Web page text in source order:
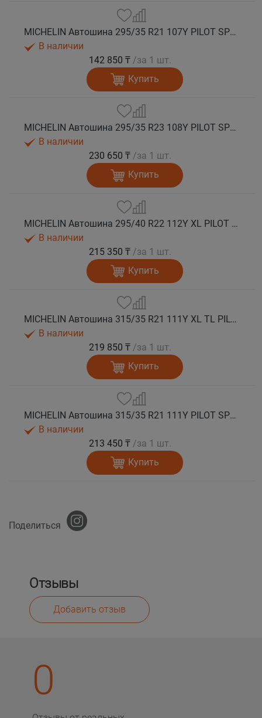
MICHELIN Автошина 295/35 R21 107Y PILOT SPORT 4 SUV лето
В наличии
142 850 ₸ /за 1 шт.
Купить
MICHELIN Автошина 295/35 R23 108Y PILOT SPORT 4 SUV лето
В наличии
230 650 ₸ /за 1 шт.
Купить
MICHELIN Автошина 295/40 R22 112Y XL PILOT SPORT 4 SUV лето
В наличии
215 350 ₸ /за 1 шт.
Купить
MICHELIN Автошина 315/35 R21 111Y XL TL PILOT SPORT 4 SUV ZP * FRV (run flat) лето
В наличии
219 850 ₸ /за 1 шт.
Купить
MICHELIN Автошина 315/35 R21 111Y PILOT SPORT 4 SUV лето
В наличии
213 450 ₸ /за 1 шт.
Купить
Поделиться
Отзывы
Добавить отзыв
0